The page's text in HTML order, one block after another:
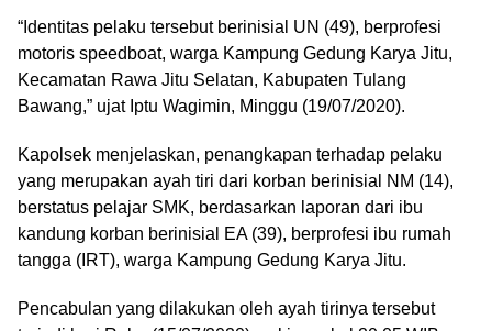
“Identitas pelaku tersebut berinisial UN (49), berprofesi
motoris speedboat, warga Kampung Gedung Karya Jitu,
Kecamatan Rawa Jitu Selatan, Kabupaten Tulang
Bawang,” ujat Iptu Wagimin, Minggu (19/07/2020).
Kapolsek menjelaskan, penangkapan terhadap pelaku
yang merupakan ayah tiri dari korban berinisial NM (14),
berstatus pelajar SMK, berdasarkan laporan dari ibu
kandung korban berinisial EA (39), berprofesi ibu rumah
tangga (IRT), warga Kampung Gedung Karya Jitu.
Pencabulan yang dilakukan oleh ayah tirinya tersebut